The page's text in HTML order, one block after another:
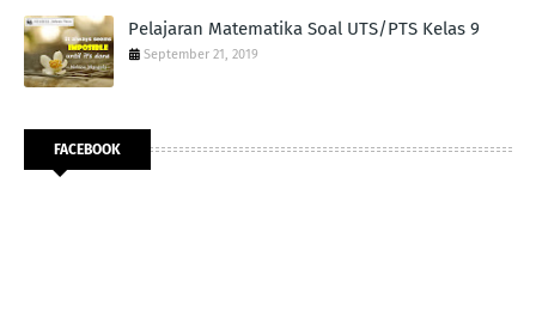
Pelajaran Matematika Soal UTS/PTS Kelas 9
September 21, 2019
FACEBOOK